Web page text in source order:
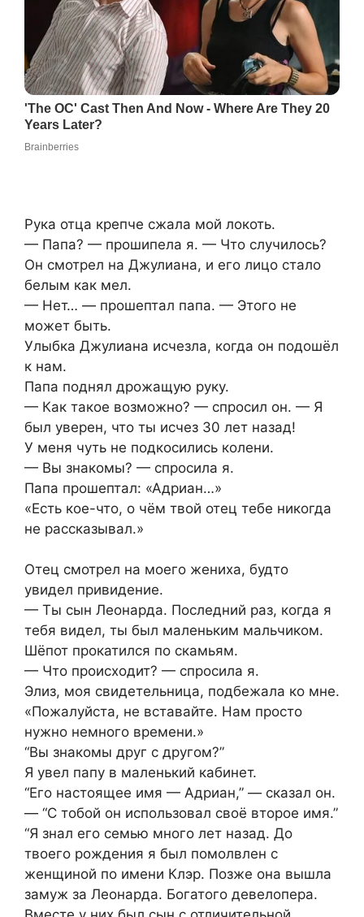
Рука отца крепче сжала мой локоть.
— Папа? — прошипела я. — Что случилось?
Он смотрел на Джулиана, и его лицо стало
белым как мел.
— Нет… — прошептал папа. — Этого не
может быть.
Улыбка Джулиана исчезла, когда он подошёл
к нам.
Папа поднял дрожащую руку.
— Как такое возможно? — спросил он. — Я
был уверен, что ты исчез 30 лет назад!
У меня чуть не подкосились колени.
— Вы знакомы? — спросила я.
Папа прошептал: «Адриан…»
«Есть кое-что, о чём твой отец тебе никогда
не рассказывал.»
Отец смотрел на моего жениха, будто
увидел привидение.
— Ты сын Леонарда. Последний раз, когда я
тебя видел, ты был маленьким мальчиком.
Шёпот прокатился по скамьям.
— Что происходит? — спросила я.
Элиз, моя свидетельница, подбежала ко мне.
«Пожалуйста, не вставайте. Нам просто
нужно немного времени.»
“Вы знакомы друг с другом?”
Я увел папу в маленький кабинет.
“Его настоящее имя — Адриан,” — сказал он.
— “С тобой он использовал своё второе имя.”
“Я знал его семью много лет назад. До
твоего рождения я был помолвлен с
женщиной по имени Клэр. Позже она вышла
замуж за Леонарда. Богатого девелопера.